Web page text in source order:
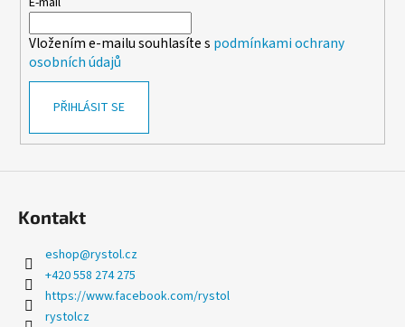
i
Vložením e-mailu souhlasíte s podmínkami ochrany
osobních údajů
PŘIHLÁSIT SE
Kontakt
eshop@rystol.cz
+420 558 274 275
https://www.facebook.com/rystol
rystolcz